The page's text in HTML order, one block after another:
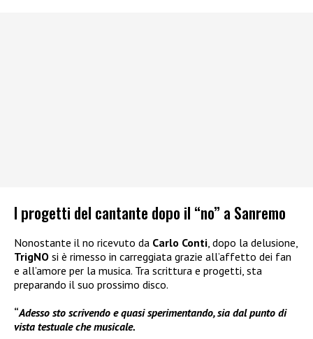
I progetti del cantante dopo il “no” a Sanremo
Nonostante il no ricevuto da Carlo Conti , dopo la delusione,
TrigNO si è rimesso in carreggiata grazie all’affetto dei fan
e all’amore per la musica. Tra scrittura e progetti, sta
preparando il suo prossimo disco.
“Adesso sto scrivendo e quasi sperimentando, sia dal punto di
vista testuale che musicale.